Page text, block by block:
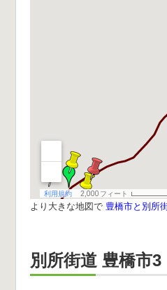
より大きな地図で 豊橋市と別所
別所街道 豊橋市3